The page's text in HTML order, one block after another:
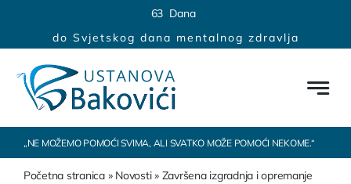
63 Dana
do Svjetskog dana mentalnog zdravlja
„NE MOŽEMO POMOĆI SVIMA, ALI SVATKO MOŽE POMOĆI NEKOME.“
Početna stranica» Novosti» Završena izgradnja i opremanje